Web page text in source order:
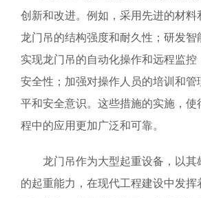
创新和改进。例如，采用先进的材料
龙门吊的结构强度和耐久性；研发智
实现龙门吊的自动化操作和远程监控
安全性；加强对操作人员的培训和管
平和安全意识。这些措施的实施，使
程中的应用更加广泛和可靠。
龙门吊作为大型起重设备，以其
的起重能力，在现代工程建设中发挥